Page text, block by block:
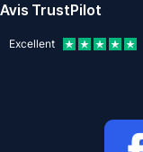
Avis TrustPilot
Excellent